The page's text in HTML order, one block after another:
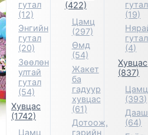
гутал
(12)
Энгийн
гутал
(20)
Зөөлөн
ултай
гутал
(54)
Хувцас
(1742)
Цамц
(422)
Цамц
(297)
Өмд
(54)
Жакет
ба
гадуур
хувцас
(61)
Дотоож,
гэрийн
гутал
(19)
гутал
(4)
Хувцас
(837)
Цамц
(393)
(64)